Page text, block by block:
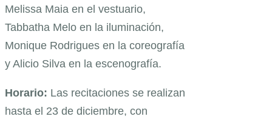
Melissa Maia en el vestuario,
Tabbatha Melo en la iluminación,
Monique Rodrigues en la coreografía
y Alicio Silva en la escenografía.
Horario: Las recitaciones se realizan
hasta el 23 de diciembre, con